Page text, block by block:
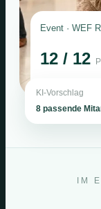
Event · WEF
12 / 12
KI-Vorschlag
8 passende
IM